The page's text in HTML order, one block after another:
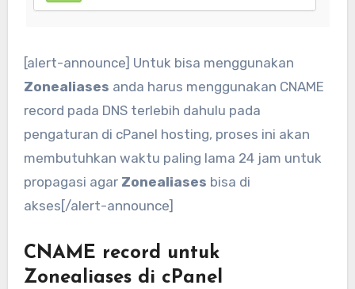
[alert-announce] Untuk bisa menggunakan
Zonealiases anda harus menggunakan CNAME
record pada DNS terlebih dahulu pada
pengaturan di cPanel hosting, proses ini akan
membutuhkan waktu paling lama 24 jam untuk
propagasi agar Zonealiases bisa di
akses[/alert-announce]
CNAME record untuk
Zonealiases di cPanel